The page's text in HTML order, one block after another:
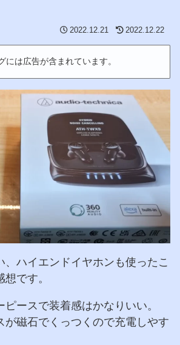
2022.12.21 2022.12.22
には広告が含まれています。
、ハイエンドイヤホンも使ったこ
です。
ースで装着感はかなりいい。
が磁石でくっつくので充電しやす